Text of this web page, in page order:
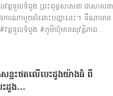
លវត្តទួលទំពូង ព្រះពុទ្ធសាសនា ជាសាសនា
ការណាមួយចំពោះបញ្ហានេះ។ ទីណាមាន
#វត្តទួលទំពូង #ភូមិឃុំមានសុវត្ថិភាព…
សន្ទះថតលើបេះដូងយ៉ាងធំ ពី
ះដូង…